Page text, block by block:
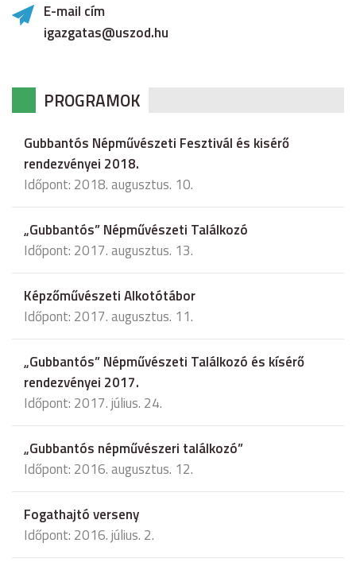
E-mail cím
igazgatas@uszod.hu
PROGRAMOK
Gubbantós Népművészeti Fesztivál és kisérő
rendezvényei 2018.
Időpont: 2018. augusztus. 10.
„Gubbantós” Népművészeti Találkozó
Időpont: 2017. augusztus. 13.
Képzőművészeti Alkotótábor
Időpont: 2017. augusztus. 11.
„Gubbantós” Népművészeti Találkozó és kísérő
rendezvényei 2017.
Időpont: 2017. július. 24.
„Gubbantós népművészeri találkozó”
Időpont: 2016. augusztus. 12.
Fogathajtó verseny
Időpont: 2016. július. 2.